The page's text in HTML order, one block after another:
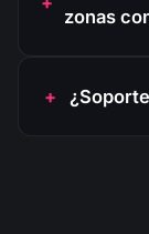
zonas